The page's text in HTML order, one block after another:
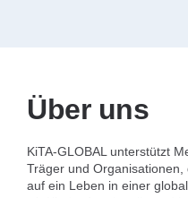
Über uns
KiTA-GLOBAL unterstützt
Träger und
auf ein Leben in einer